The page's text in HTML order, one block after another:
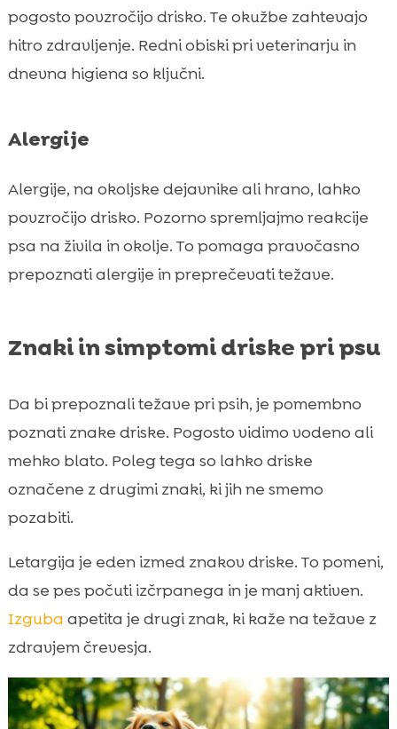
pogosto povzročijo drisko. Te okužbe zahtevajo
hitro zdravljenje. Redni obiski pri veterinarju in
dnevna higiena so ključni.
Alergije
Alergije, na okoljske dejavnike ali hrano, lahko
povzročijo drisko. Pozorno spremljajmo reakcije
psa na živila in okolje. To pomaga pravočasno
prepoznati alergije in preprečevati težave.
Znaki in simptomi driske pri psu
Da bi prepoznali težave pri psih, je pomembno
poznati znake driske. Pogosto vidimo vodeno ali
mehko blato. Poleg tega so lahko driske
označene z drugimi znaki, ki jih ne smemo
pozabiti.
Letargija je eden izmed znakov driske. To pomeni,
da se pes počuti izčrpanega in je manj aktiven.
Izguba apetita je drugi znak, ki kaže na težave z
zdravjem črevesja.